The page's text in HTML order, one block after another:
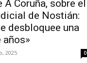
Coruña, sobre el
de Nostián:
desbloquee una
2025 0